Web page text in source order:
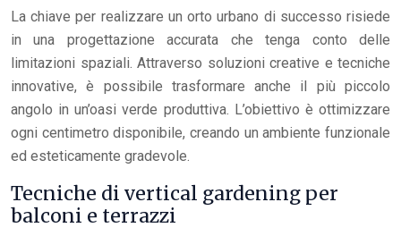
La chiave per realizzare un orto urbano di successo risiede
in una progettazione accurata che tenga conto delle
limitazioni spaziali. Attraverso soluzioni creative e tecniche
innovative, è possibile trasformare anche il più piccolo
angolo in un’oasi verde produttiva. L’obiettivo è ottimizzare
ogni centimetro disponibile, creando un ambiente funzionale
ed esteticamente gradevole.
Tecniche di vertical gardening per
balconi e terrazzi